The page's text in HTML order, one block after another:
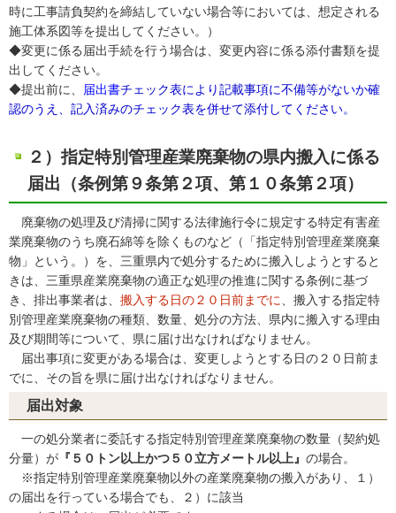
時に工事請負契約を締結していない場合等においては、想定される
施工体系図等を提出してください。）
◆変更に係る届出手続を行う場合は、変更内容に係る添付書類を提
出してください。
◆提出前に、
届出書チェック表により記載事項に不備等がないか確
認のうえ、記入済みのチェック表を併せて添付してください。
２）指定特別管理産業廃棄物の県内搬入に係る
届出（条例第９条第２項、第１０条第２項）
廃棄物の処理及び清掃に関する法律施行令に規定する特定有害産
業廃棄物のうち廃石綿等を除くものなど（「指定特別管理産業廃棄
物」という。）を、三重県内で処分するために搬入しようとすると
きは、三重県産業廃棄物の適正な処理の推進に関する条例に基づ
き、排出事業者は、 搬入する日の２０日前までに
、搬入する指定特
別管理産業廃棄物の種類、数量、処分の方法、県内に搬入する理由
及び期間等について、県に届け出なければなりません。
届出事項に変更がある場合は、変更しようとする日の２０日前ま
でに、その旨を県に届け出なければなりません。
届出対象
一の処分業者に委託する指定特別管理産業廃棄物の数量（契約処
分量）が 『５０トン以上かつ５０立方メートル以上』 の場合。
※指定特別管理産業廃棄物以外の産業廃棄物の搬入があり、１）
の届出を行っている場合でも、２）に該当